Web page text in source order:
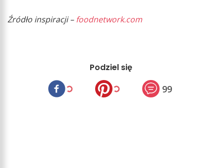
Źródło inspiracji – foodnetwork.com
Podziel się
99